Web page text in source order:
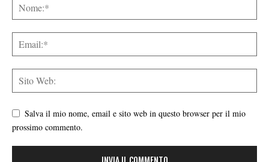
Salva il mio nome, email e sito web in questo browser per il mio
prossimo commento.